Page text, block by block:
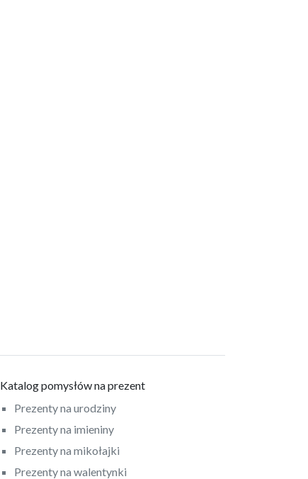
Katalog pomysłów na prezent
Prezenty na urodziny
Prezenty na imieniny
Prezenty na mikołajki
Prezenty na walentynki